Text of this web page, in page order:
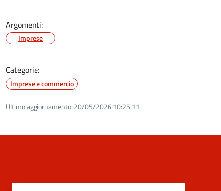
Argomenti:
Imprese
Categorie:
Imprese e commercio
Ultimo aggiornamento: 20/05/2026 10:25.11